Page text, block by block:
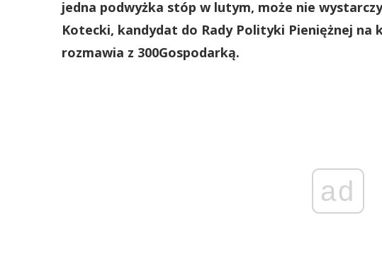
jedna podwyżka stóp w lutym, może nie
Kotecki, kandydat do Rady Polityki Pieniężnej na
rozmawia z 300Gospodarką.
ad